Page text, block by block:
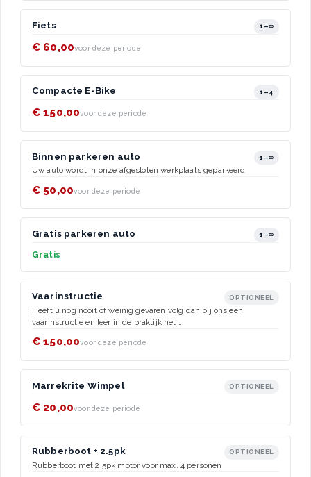
Fiets 1–∞
€ 60,00voor deze periode
Compacte E-Bike 1–4
€ 150,00voor deze periode
Binnen parkeren auto 1–∞
Uw auto wordt in onze afgesloten werkplaats geparkeerd
€ 50,00voor deze periode
Gratis parkeren auto 1–∞
Gratis
Vaarinstructie OPTIONEEL
Heeft u nog nooit of weinig gevaren volg dan bij ons een
vaarinstructie en leer in de praktijk het …
€ 150,00voor deze periode
Marrekrite Wimpel OPTIONEEL
€ 20,00voor deze periode
Rubberboot + 2.5pk OPTIONEEL
Rubberboot met 2,5pk motor voor max. 4 personen